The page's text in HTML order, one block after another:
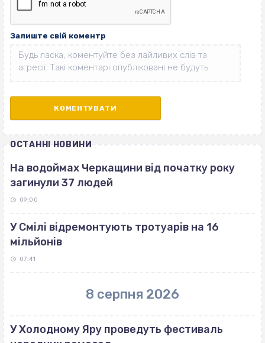
Залиште свій коментр
ОСТАННІ НОВИНИ
На водоймах Черкащини від початку року
загинули 37 людей
09:00
У Смілі відремонтують тротуарів на 16
мільйонів
07:41
8 серпня 2026
У Холодному Яру проведуть фестиваль